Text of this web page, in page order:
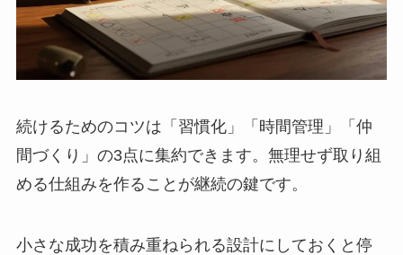
続けるためのコツは「習慣化」「時間管理」「仲
間づくり」の3点に集約できます。無理せず取り組
める仕組みを作ることが継続の鍵です。
小さな成功を積み重ねられる設計にしておくと停